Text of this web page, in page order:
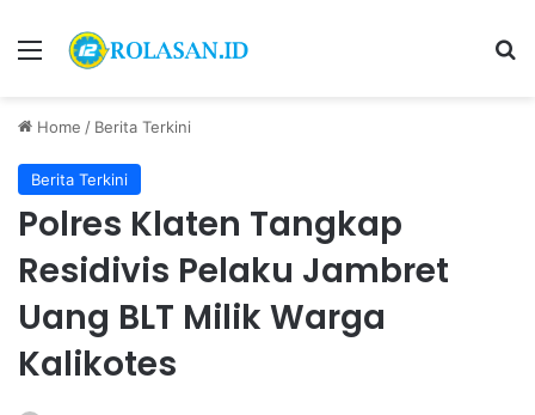
Menu
Home / Berita Terkini
Berita Terkini
Polres Klaten Tangkap
Residivis Pelaku Jambret
Uang BLT Milik Warga
Kalikotes